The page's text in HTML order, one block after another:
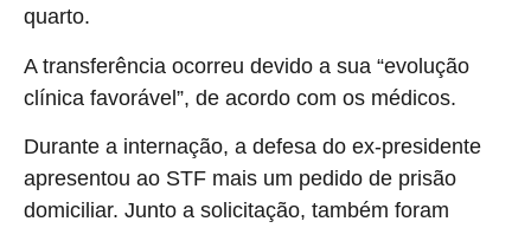
quarto.
A transferência ocorreu devido a sua “evolução
clínica favorável”, de acordo com os médicos.
Durante a internação, a defesa do ex-presidente
apresentou ao STF mais um pedido de prisão
domiciliar. Junto a solicitação, também foram